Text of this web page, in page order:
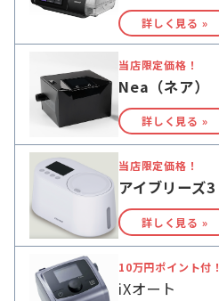
詳しく見る »
当店限定価格！
Nea（ネア）
詳しく見る »
当店限定価格！
アイブリーズ3
詳しく見る »
10万円ポイント付！
iXオート